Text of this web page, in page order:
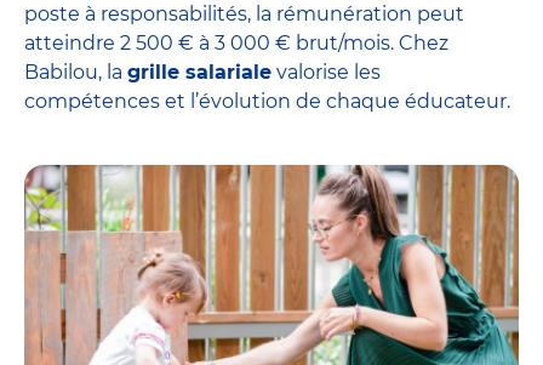
poste à responsabilités, la rémunération peut
atteindre 2 500 € à 3 000 € brut/mois. Chez
Babilou, la grille salariale valorise les
compétences et l’évolution de chaque éducateur.